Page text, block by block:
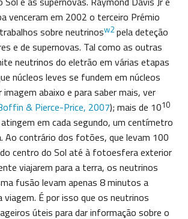
venceram em 2002 o terceiro Prémio
sobre neutrinosw2pela deteção
e de supernovas. Tal como as outras
neutrinos do eletrão em várias etapas
núcleos leves se fundem em núcleos
abaixo e para saber mais, ver
& Pierce-Price, 2007); mais de 1010
em cada segundo, um centímetro
Ao contrário dos fotões, que levam 100
centro do Sol até à fotoesfera exterior
viajarem para a terra, os neutrinos
fusão levam apenas 8 minutos a
viagem. É por isso que os neutrinos
úteis para dar informação sobre o